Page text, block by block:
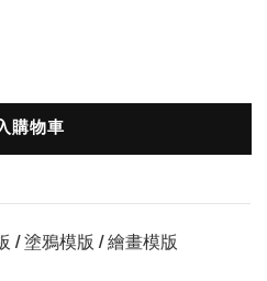
購物車
/ 塗鴉模版 / 繪畫模版